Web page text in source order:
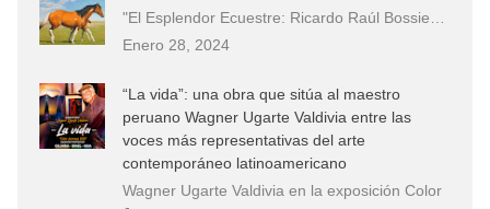
"El Esplendor Ecuestre: Ricardo Raúl Bossie…
Enero 28, 2024
“La vida”: una obra que sitúa al maestro
peruano Wagner Ugarte Valdivia entre las
voces más representativas del arte
contemporáneo latinoamericano
Wagner Ugarte Valdivia en la exposición Color